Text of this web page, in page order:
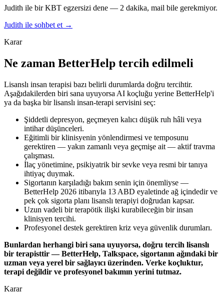
Judith ile bir KBT egzersizi dene — 2 dakika, mail bile gerekmiyor.
Judith ile sohbet et →
Karar
Ne zaman BetterHelp tercih edilmeli
Lisanslı insan terapisi bazı belirli durumlarda doğru tercihtir.
Aşağıdakilerden biri sana uyuyorsa AI koçluğu yerine BetterHelp'i
ya da başka bir lisanslı insan-terapi servisini seç:
Şiddetli depresyon, geçmeyen kalıcı düşük ruh hâli veya
intihar düşünceleri.
Eğitimli bir klinisyenin yönlendirmesi ve temposunu
gerektiren — yakın zamanlı veya geçmişe ait — aktif travma
çalışması.
İlaç yönetimine, psikiyatrik bir sevke veya resmi bir tanıya
ihtiyaç duymak.
Sigortanın karşıladığı bakım senin için önemliyse —
BetterHelp 2026 itibarıyla 13 ABD eyaletinde ağ içindedir ve
pek çok sigorta planı lisanslı terapiyi doğrudan kapsar.
Uzun vadeli bir terapötik ilişki kurabileceğin bir insan
klinisyen tercihi.
Profesyonel destek gerektiren kriz veya güvenlik durumları.
Bunlardan herhangi biri sana uyuyorsa, doğru tercih lisanslı
bir terapisttir — BetterHelp, Talkspace, sigortanın ağındaki bir
uzman veya yerel bir sağlayıcı üzerinden. Verke koçluktur,
terapi değildir ve profesyonel bakımın yerini tutmaz.
Karar